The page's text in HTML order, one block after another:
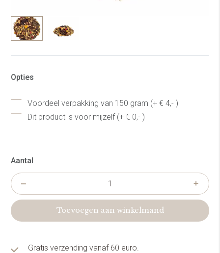
Opties
Voordeel verpakking van 150 gram (+ € 4,- )
Dit product is voor mijzelf (+ € 0,- )
Aantal
Toevoegen aan winkelmand
Gratis verzending vanaf 60 euro.